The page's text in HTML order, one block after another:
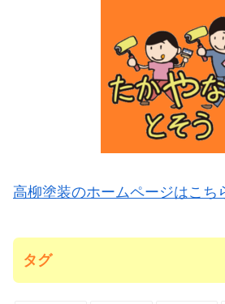
高柳塗装のホームページはこち
タグ